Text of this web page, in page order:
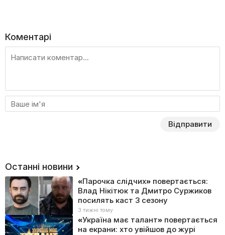
Коментарі
Відправити
Останні новини
«Парочка слідчих» повертається:
Влад Нікітюк та Дмитро Суржиков
посилять каст 3 сезону
3 тижні тому
«Україна має талант» повертається
на екрани: хто увійшов до журі